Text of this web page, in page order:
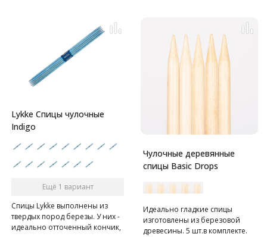
Lykke Спицы чулочные
Indigo
Ещё 1 вариант
Спицы Lykke выполнены из
твердых пород березы. У них -
идеально отточенный кончик,
Чулочные деревянные
спицы Basic Drops
Идеально гладкие спицы
изготовлены из березовой
древесины. 5 шт.в комплекте.